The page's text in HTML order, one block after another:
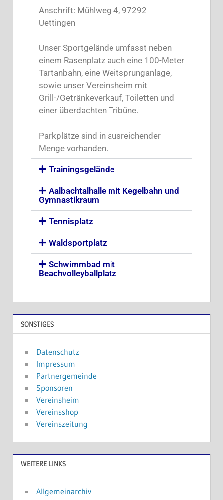
Anschrift: Mühlweg 4, 97292
Uettingen
Unser Sportgelände umfasst neben
einem Rasenplatz auch eine 100-Meter
Tartanbahn, eine Weitsprunganlage,
sowie unser Vereinsheim mit
Grill-/Getränkeverkauf, Toiletten und
einer überdachten Tribüne.
Parkplätze sind in ausreichender
Menge vorhanden.
Trainingsgelände
Aalbachtalhalle mit Kegelbahn und
Gymnastikraum
Tennisplatz
Waldsportplatz
Schwimmbad mit
Beachvolleyballplatz
SONSTIGES
Datenschutz
Impressum
Partnergemeinde
Sponsoren
Vereinsheim
Vereinsshop
Vereinszeitung
WEITERE LINKS
Allgemeinarchiv